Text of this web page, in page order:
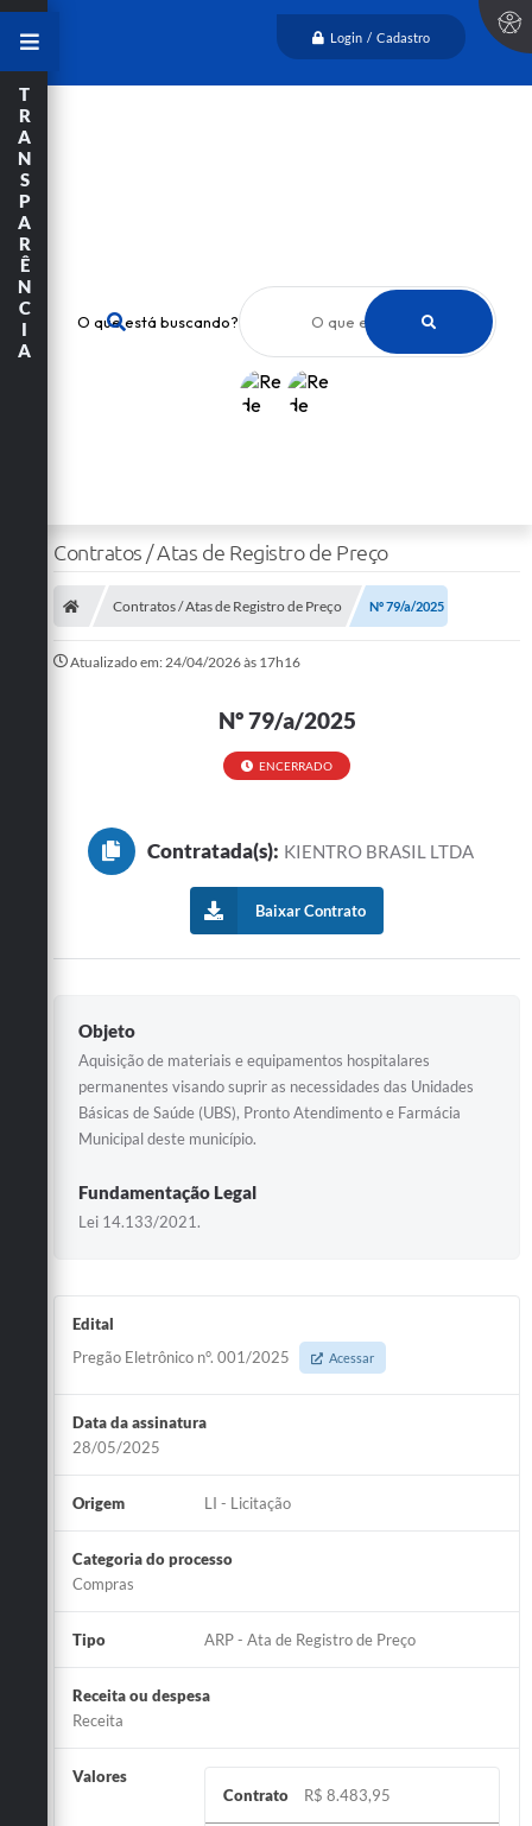
Login / Cadastro
O que está buscando?
T
R
A
N
S
P
A
R
Ê
N
C
I
A
Contratos / Atas de Registro de Preço
Contratos / Atas de Registro de Preço Nº 79/a/2025
Atualizado em: 24/04/2026 às 17h16
Nº 79/a/2025
ENCERRADO
Contratada(s): KIENTRO BRASIL LTDA
Baixar Contrato
Objeto
Aquisição de materiais e equipamentos hospitalares
permanentes visando suprir as necessidades das Unidades
Básicas de Saúde (UBS), Pronto Atendimento e Farmácia
Municipal deste município.
Fundamentação Legal
Lei 14.133/2021.
Edital
Pregão Eletrônico n°. 001/2025
Acessar
Data da assinatura
28/05/2025
Origem LI - Licitação
Categoria do processo
Compras
Tipo ARP - Ata de Registro de Preço
Receita ou despesa
Receita
Valores
Contrato
R$ 8.483,95